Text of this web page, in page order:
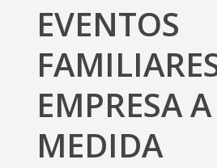
EVENTOS
EMPRESA
MEDIDA